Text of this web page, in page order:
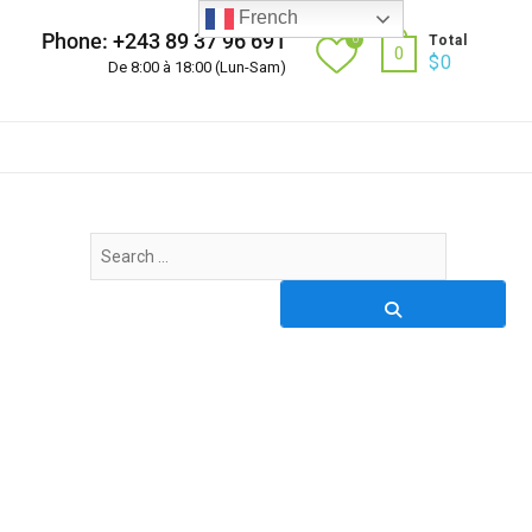
Phone: +243 89 37 96 691
De 8:00 à 18:00 (Lun-Sam)
0
0
Total
$0
French